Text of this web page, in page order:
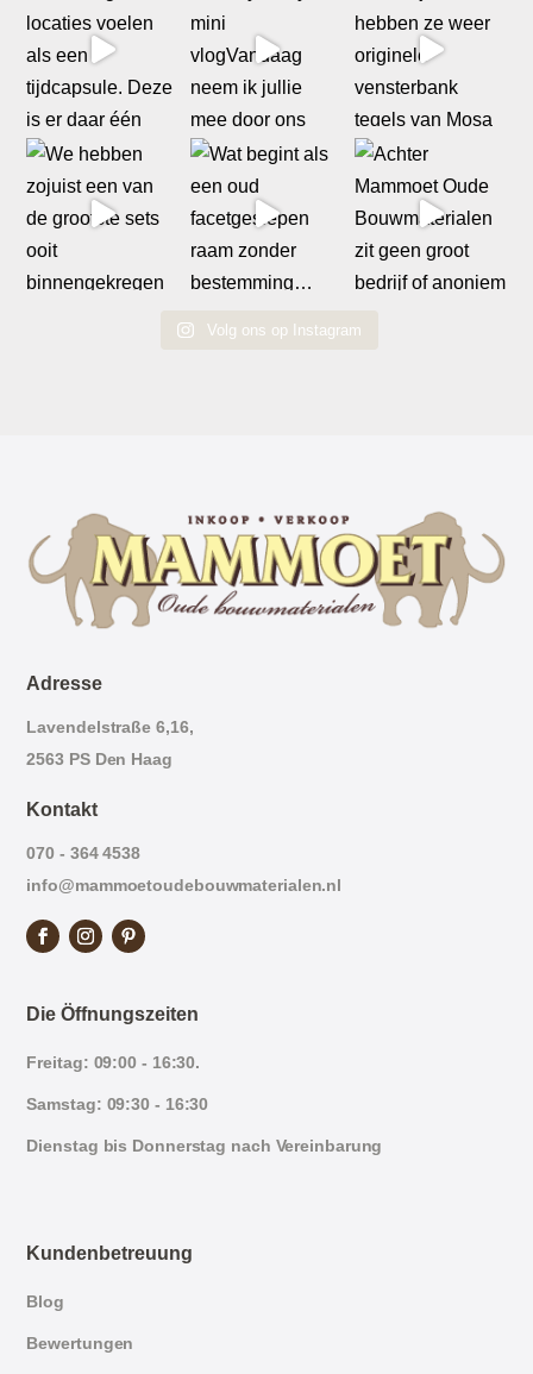
Volg ons op Instagram
Adresse
Lavendelstraße 6,16,
2563 PS Den Haag
Kontakt
070 - 364 4538
info@mammoetoudebouwmaterialen.nl
Die Öffnungszeiten
Freitag: 09:00 - 16:30.
Samstag: 09:30 - 16:30
Dienstag bis Donnerstag nach Vereinbarung
Kundenbetreuung
Blog
Bewertungen